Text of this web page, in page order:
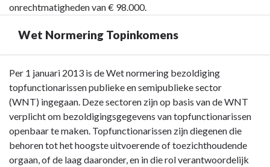
onrechtmatigheden van € 98.000.
Wet Normering Topinkomens
Terug
naar
navigatie
Toelichting
op
overzicht
Per 1 januari 2013 is de Wet normering bezoldiging
topfunctionarissen publieke en semipublieke sector
(WNT) ingegaan. Deze sectoren zijn op basis van de WNT
verplicht om bezoldigingsgegevens van topfunctionarissen
openbaar te maken. Topfunctionarissen zijn diegenen die
behoren tot het hoogste uitvoerende of toezichthoudende
orgaan, of de laag daaronder, en in die rol verantwoordelijk